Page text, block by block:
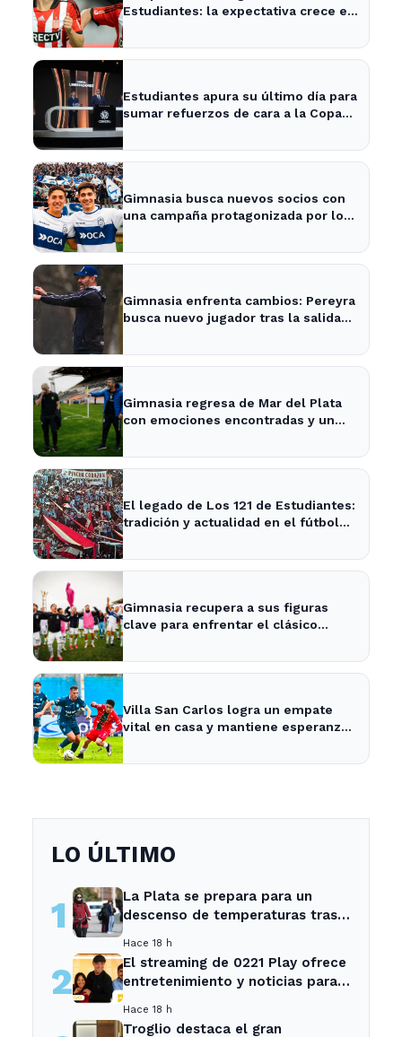
Estudiantes: la expectativa crece en
Estudiantes apura su último día para
sumar refuerzos de cara a la Copa
Gimnasia busca nuevos socios con
una campaña protagonizada por los
Gimnasia enfrenta cambios: Pereyra
busca nuevo jugador tras la salida
Gimnasia regresa de Mar del Plata
con emociones encontradas y un
El legado de Los 121 de Estudiantes:
tradición y actualidad en el fútbol
Gimnasia recupera a sus figuras
clave para enfrentar el clásico
Villa San Carlos logra un empate
vital en casa y mantiene esperanzas
LO ÚLTIMO
1
La Plata se prepara para un
descenso de temperaturas tras
Hace 18 h
2
El streaming de 0221 Play ofrece
entretenimiento y noticias para
Hace 18 h
Troglio destaca el gran